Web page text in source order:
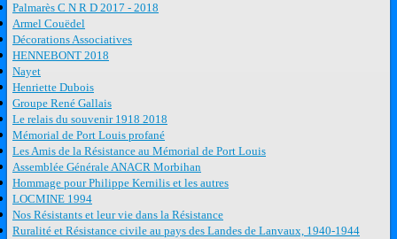
Palmarès C N R D 2017 - 2018
Armel Couëdel
Décorations Associatives
HENNEBONT 2018
Nayet
Henriette Dubois
Groupe René Gallais
Le relais du souvenir 1918 2018
Mémorial de Port Louis profané
Les Amis de la Résistance au Mémorial de Port Louis
Assemblée Générale ANACR Morbihan
Hommage pour Philippe Kernilis et les autres
LOCMINE 1994
Nos Résistants et leur vie dans la Résistance
Ruralité et Résistance civile au pays des Landes de Lanvaux, 1940-1944